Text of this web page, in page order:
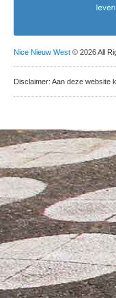
Nice Nieuw West © 2026 All
Disclaimer: Aan deze website